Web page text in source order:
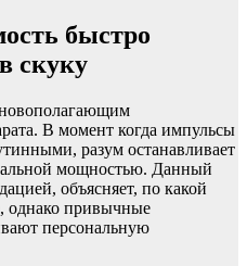
быстро
скуку
В момент когда импульсы
разум останавливает
мощностью. Данный
объясняет, по какой
однако привычные
персональную